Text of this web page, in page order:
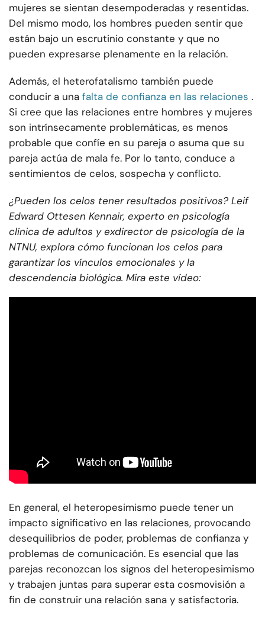
mujeres se sientan desempoderadas y resentidas.
Del mismo modo, los hombres pueden sentir que
están bajo un escrutinio constante y que no
pueden expresarse plenamente en la relación.
Además, el heterofatalismo también puede
conducir a una falta de confianza en las relaciones .
Si cree que las relaciones entre hombres y mujeres
son intrínsecamente problemáticas, es menos
probable que confíe en su pareja o asuma que su
pareja actúa de mala fe. Por lo tanto, conduce a
sentimientos de celos, sospecha y conflicto.
¿Pueden los celos tener resultados positivos? Leif
Edward Ottesen Kennair, experto en psicología
clínica de adultos y exdirector de psicología de la
NTNU, explora cómo funcionan los celos para
garantizar los vínculos emocionales y la
descendencia biológica. Mira este vídeo:
En general, el heteropesimismo puede tener un
impacto significativo en las relaciones, provocando
desequilibrios de poder, problemas de confianza y
problemas de comunicación. Es esencial que las
parejas reconozcan los signos del heteropesimismo
y trabajen juntas para superar esta cosmovisión a
fin de construir una relación sana y satisfactoria.